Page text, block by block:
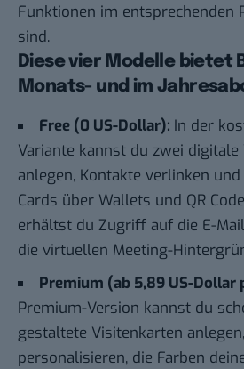
Funktionen im entsprechenden
sind.
Diese vier Modelle bietet
Monats- und im
Free (0 US-Dollar): In der
Variante kannst du zwei
anlegen, Kontakte verlinken
Cards über Wallets und QR
erhältst du Zugriff auf die E-
die virtuellen Meeting-
Premium (ab 5,89 US-Dollar
Premium-Version kannst du
gestaltete Visitenkarten
personalisieren, die Farben